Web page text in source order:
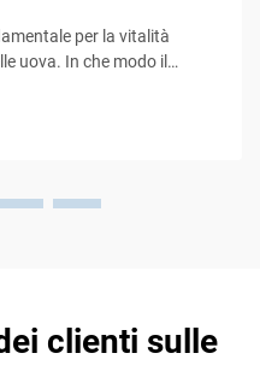
per la vitalità
uova. In che modo il
L'antiossidante
clienti sulle